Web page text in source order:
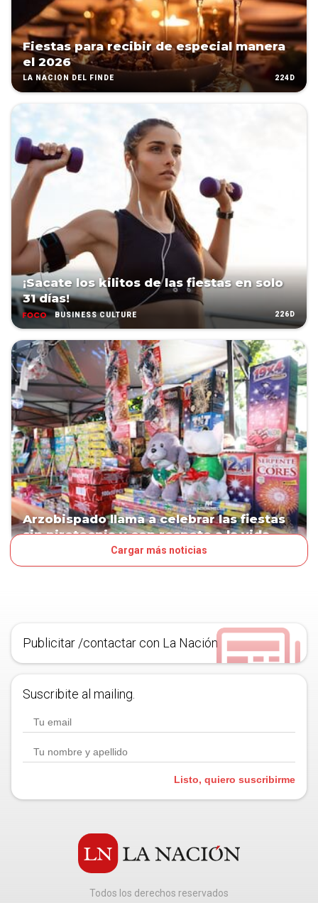
Fiestas para recibir de especial manera
el 2026
LA NACIÓN DEL FINDE 224D
¡Sacate los kilitos de las fiestas en solo
31 días!
BUSINESS CULTURE 226D
Arzobispado llama a celebrar las fiestas
sin pirotecnia y con respeto a la vida
Cargar más noticias
Publicitar /contactar con La Nación
Suscribite al mailing.
Listo, quiero suscribirme
Todos los derechos reservados